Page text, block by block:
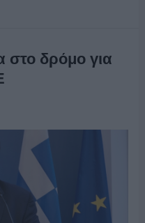
στο δρόμο για